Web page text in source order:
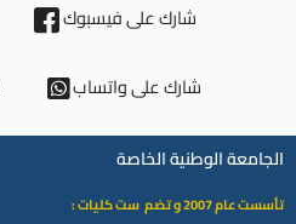
شارك على فيسبوك
شارك على واتساب
الجامعة الوطنية الخاصة
تأسست عام 2007 و تضم ست كليات :